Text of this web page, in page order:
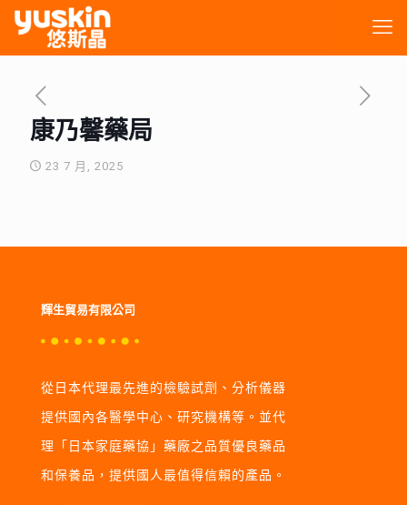
康乃馨藥局
23 7 月, 2025
輝生貿易有限公司
從日本代理最先進的檢驗試劑、分析儀器
提供國內各醫學中心、研究機構等。並代
理「日本家庭藥協」藥廠之品質優良藥品
和保養品，提供國人最值得信賴的產品。